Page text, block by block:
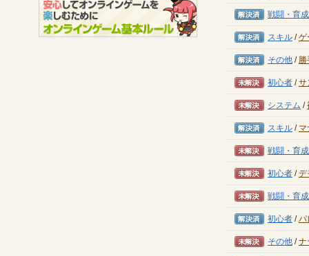
解決済み
戦闘・育成
解決済み
スキル /ゲ
解決済み
その他 /
未解決
初心者 /サ
未解決
システム /
解決済み
スキル /
未解決
戦闘・育成
未解決
初心者 /デ
未解決
戦闘・育成
解決済み
初心者 /パ
未解決
その他 /ナ